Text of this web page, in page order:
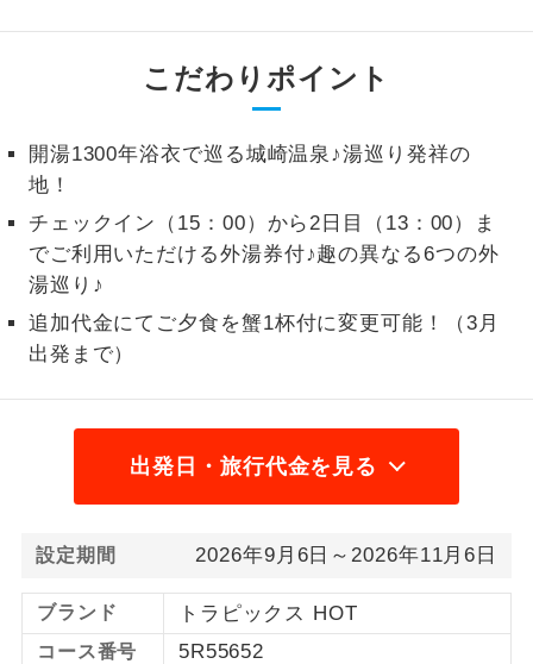
こだわりポイント
開湯1300年浴衣で巡る城崎温泉♪湯巡り発祥の
地！
チェックイン（15：00）から2日目（13：00）ま
でご利用いただける外湯券付♪趣の異なる6つの外
湯巡り♪
追加代金にてご夕食を蟹1杯付に変更可能！（3月
出発まで）
出発日・旅行代金を見る
設定期間 2026年9月6日～2026年11月6日
ブランド トラピックス HOT
コース番号 5R55652
事の心配はいりません。（機内食を除
く）
お部屋食
お部屋にてゆっくりとお召し上がりいた
だけます。
トラベルイヤ
ホン
周りの音を気にせず、ガイドさんの説明
をじっくり聞くことができます。
1名様催行
す。
す。
おひとり様参
おひとり様限定でご参加いただけるコー
スです。
金
コースです。
ご夫婦限定
ご夫婦限定でご参加いただけるコースで
す。